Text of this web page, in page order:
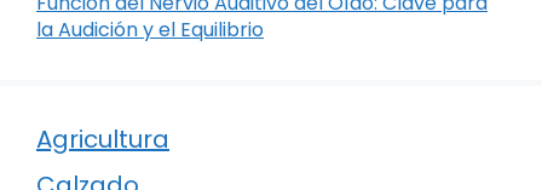
la Audición y el Equilibrio
Agricultura